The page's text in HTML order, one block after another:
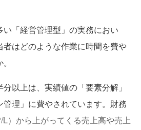
い「経営管理型」の実務におい
者はどのような作業に時間を費や
分以上は、実績値の「要素分解」
管理」に費やされています。財務
）から上がってくる売上高や売上